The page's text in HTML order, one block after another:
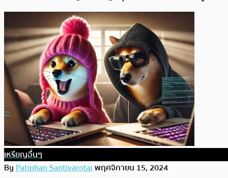
เหรียญอื่นๆ
ByPatiphan Santivarotaiพฤศจิกายน 15, 2024